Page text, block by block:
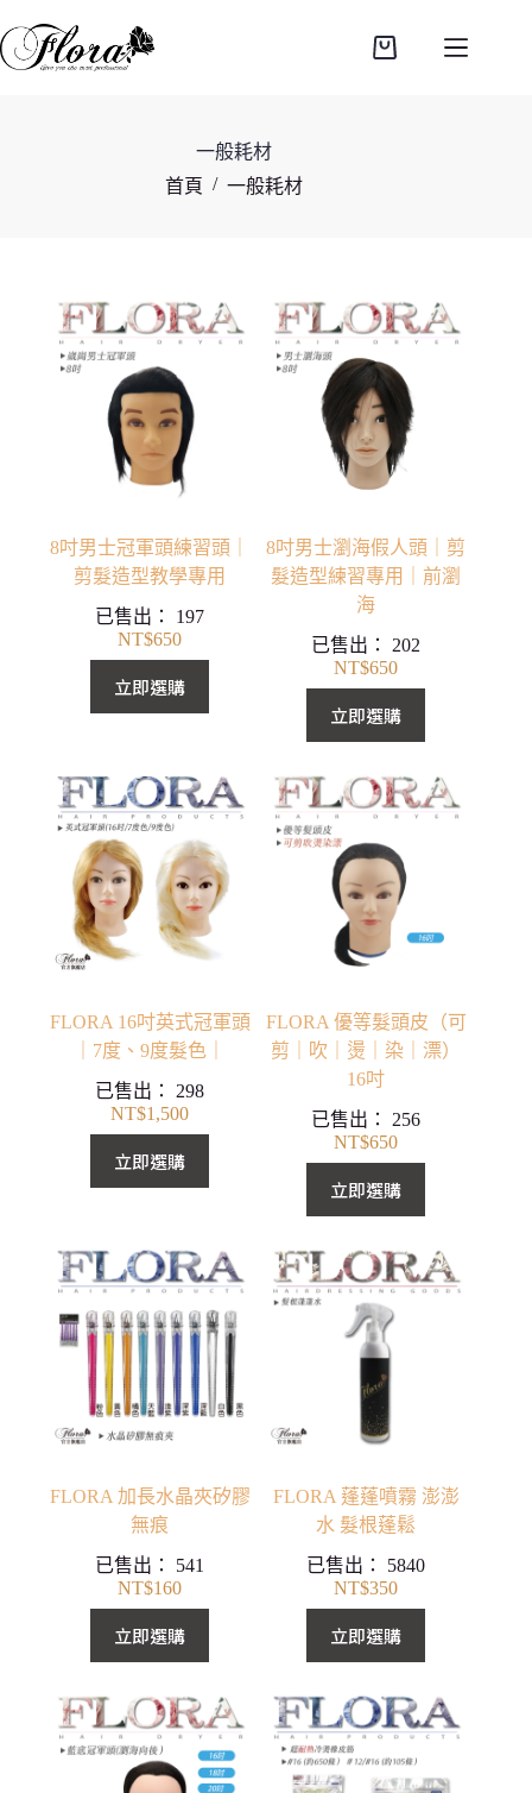
至
主
購
一般耗材
首頁 / 一般耗材
8吋男士冠軍頭練習頭｜
剪髮造型教學專用
已售出： 197
NT$650
立即選購
8吋男士瀏海假人頭｜剪
髮造型練習專用｜前瀏
海
已售出： 202
NT$650
立即選購
FLORA 16吋英式冠軍頭
｜7度、9度髮色｜
已售出： 298
NT$1,500
立即選購
FLORA 優等髮頭皮（可
剪｜吹｜燙｜染｜漂）
16吋
已售出： 256
NT$650
立即選購
FLORA 加長水晶夾矽膠
無痕
已售出： 541
NT$160
立即選購
FLORA 蓬蓬噴霧 澎澎
水 髮根蓬鬆
已售出： 5840
NT$350
立即選購